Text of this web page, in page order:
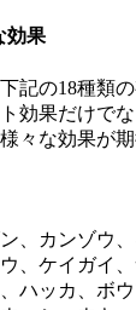
効果
記の18種類
効果だけで
々な効果が期
、カンゾウ
、ケイガイ
ハッカ、ボ